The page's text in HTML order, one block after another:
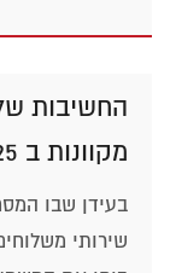
החשיבות
מקוונות ב 2025
בעידן שבו
שירותי